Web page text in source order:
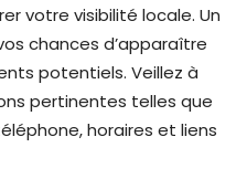
votre visibilité locale. Un
chances d’apparaître
potentiels. Veillez à
pertinentes telles que
horaires et liens